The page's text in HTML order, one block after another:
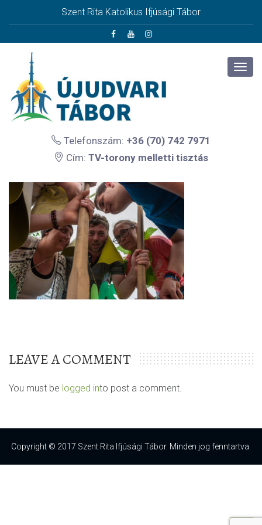
Szent Rita Katolikus Ifjúsági Tábor
Telefonszám: +36 (70) 742 7971
Cím: TV-torony melletti tisztás
LEAVE A COMMENT
You must be logged into post a comment.
Copyright © 2017 Szent Rita Ifjúsági Tábor. Minden jog fenntartva.